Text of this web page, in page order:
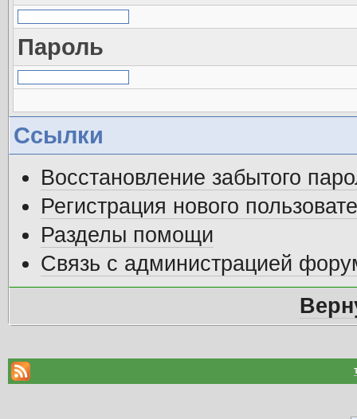
Пароль
Ссылки
Восстановление забытого
Регистрация нового
Разделы помощи
Связь с администрацией